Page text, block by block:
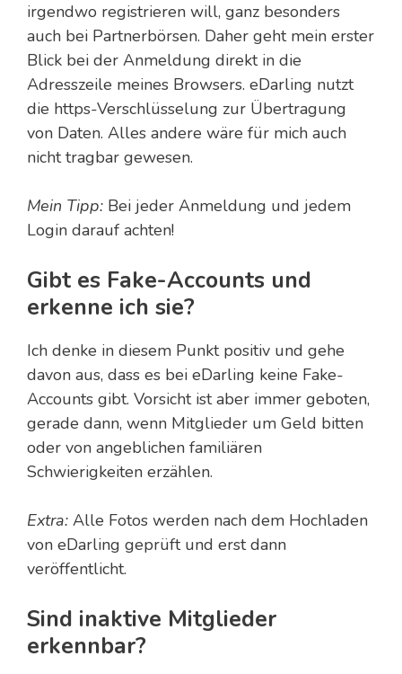
irgendwo registrieren will, ganz besonders
auch bei Partnerbörsen. Daher geht mein erster
Blick bei der Anmeldung direkt in die
Adresszeile meines Browsers. eDarling nutzt
die https-Verschlüsselung zur Übertragung
von Daten. Alles andere wäre für mich auch
nicht tragbar gewesen.
Mein Tipp: Bei jeder Anmeldung und jedem
Login darauf achten!
Gibt es Fake-Accounts und
erkenne ich sie?
Ich denke in diesem Punkt positiv und gehe
davon aus, dass es bei eDarling keine Fake-
Accounts gibt. Vorsicht ist aber immer geboten,
gerade dann, wenn Mitglieder um Geld bitten
oder von angeblichen familiären
Schwierigkeiten erzählen.
Extra: Alle Fotos werden nach dem Hochladen
von eDarling geprüft und erst dann
veröffentlicht.
Sind inaktive Mitglieder
erkennbar?